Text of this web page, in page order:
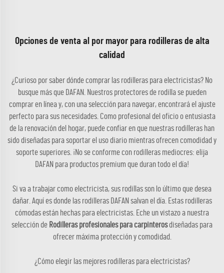
Opciones de venta al por mayor para rodilleras de alta
calidad
¿Curioso por saber dónde comprar las rodilleras para electricistas? No
busque más que DAFAN. Nuestros protectores de rodilla se pueden
comprar en línea y, con una selección para navegar, encontrará el ajuste
perfecto para sus necesidades. Como profesional del oficio o entusiasta
de la renovación del hogar, puede confiar en que nuestras rodilleras han
sido diseñadas para soportar el uso diario mientras ofrecen comodidad y
soporte superiores. ¡No se conforme con rodilleras mediocres: elija
DAFAN para productos premium que duran todo el día!
Si va a trabajar como electricista, sus rodillas son lo último que desea
dañar. Aquí es donde las rodilleras DAFAN salvan el día. Estas rodilleras
cómodas están hechas para electricistas. Eche un vistazo a nuestra
selección de Rodilleras profesionales para carpinterosdiseñadas para
ofrecer máxima protección y comodidad.
¿Cómo elegir las mejores rodilleras para electricistas?